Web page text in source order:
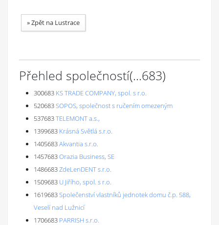
»Zpět na Lustrace
Přehled společností(...683)
300683 KS TRADE COMPANY, spol. s r.o.
520683SOPOS, společnost s ručením omezeným
537683TELEMONT a.s.,
1399683 Krásná Světlá s.r.o.
1405683Akvantia s.r.o.
1457683Orazia Business, SE
1486683ZdeLenDENT s.r.o.
1509683 U Jiřího, spol. s r.o.
1619683Společenství vlastníků jednotek domu č.p. 588,
Veselí nad Lužnicí
1706683 PARRISH s.r.o.